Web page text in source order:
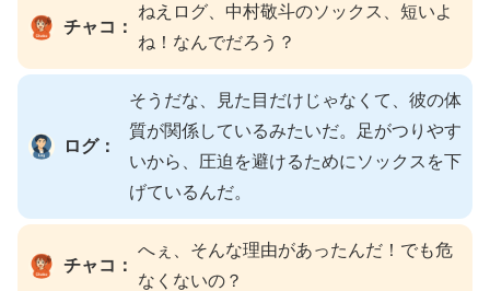
チャコ：
ねえログ、中村敬斗のソックス、短いよ
ね！なんでだろう？
ログ：
そうだな、見た目だけじゃなくて、彼の体
質が関係しているみたいだ。足がつりやす
いから、圧迫を避けるためにソックスを下
げているんだ。
チャコ：
へぇ、そんな理由があったんだ！でも危
なくないの？